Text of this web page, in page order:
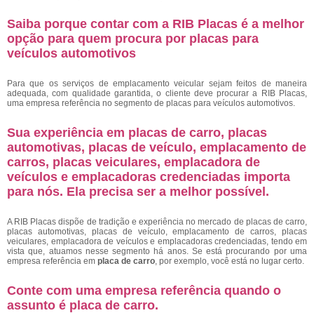
Saiba porque contar com a RIB Placas é a melhor
opção para quem procura por placas para
veículos automotivos
Para que os serviços de emplacamento veicular sejam feitos de maneira
adequada, com qualidade garantida, o cliente deve procurar a RIB Placas,
uma empresa referência no segmento de placas para veículos automotivos.
Sua experiência em placas de carro, placas
automotivas, placas de veículo, emplacamento de
carros, placas veiculares, emplacadora de
veículos e emplacadoras credenciadas importa
para nós. Ela precisa ser a melhor possível.
A RIB Placas dispõe de tradição e experiência no mercado de placas de carro,
placas automotivas, placas de veículo, emplacamento de carros, placas
veiculares, emplacadora de veículos e emplacadoras credenciadas, tendo em
vista que, atuamos nesse segmento há anos. Se está procurando por uma
empresa referência em placa de carro, por exemplo, você está no lugar certo.
Conte com uma empresa referência quando o
assunto é placa de carro.